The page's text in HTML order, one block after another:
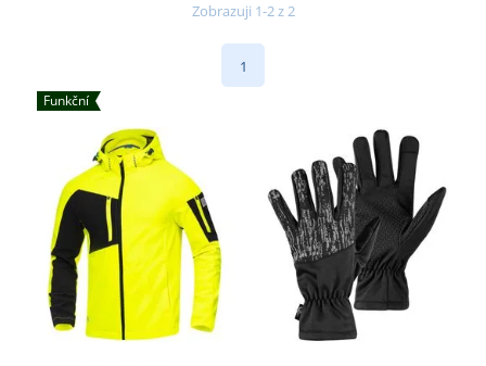
Zobrazuji 1-2 z 2
1
Funkční